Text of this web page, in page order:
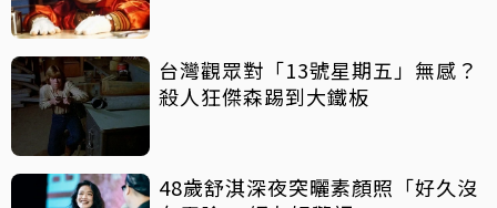
台灣觀眾對「13號星期五」無感？
殺人狂傑森踢到大鐵板
48歲舒淇深夜突曬素顏照「好久沒